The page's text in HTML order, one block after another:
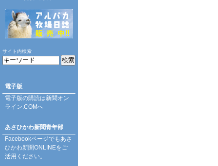
サイト内検索
電子版
電子版の購読は新聞オン
ライン.COMへ
あさひかわ新聞青年部
Facebookページでもあさ
ひかわ新聞ONLINEをご
活用ください。